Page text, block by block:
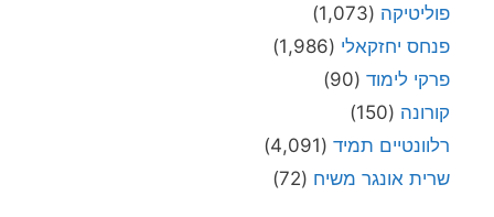
פוליטיקה (1,073)
פנחס יחזקאלי (1,986)
פרקי לימוד (90)
קורונה (150)
רלוונטיים תמיד (4,091)
שרית אונגר משיח (72)